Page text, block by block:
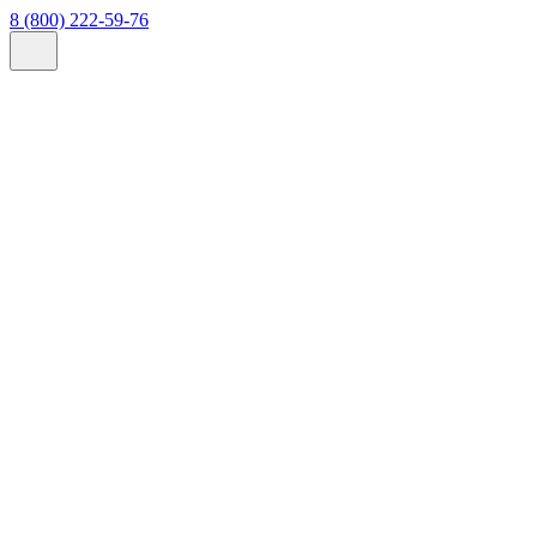
8 (800) 222-59-76